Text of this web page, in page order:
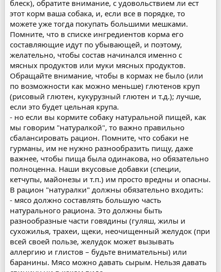
блеск), обратите внимание, с удовольствием ли ест
этот корм ваша собака, и, если все в порядке, то
можете уже тогда покупать большими мешками.
Помните, что в списке ингредиентов корма его
составляющие идут по убывающей, и поэтому,
желательно, чтобы состав начинался именно с
мясных продуктов или муки мясных продуктов.
Обращайте внимание, чтобы в кормах не было (или
по возможности как можно меньше) глютенов круп
(рисовый глютен, кукурузный глютен и т.д.); лучше,
если это будет цельная крупа.
- но если вы кормите собаку натуральной пищей, как
мы говорим "натуралкой", то важно правильно
сбалансировать рацион. Помните, что собаки не
гурманы, им не нужно разнообразить пищу, даже
важнее, чтобы пища была одинакова, но обязательно
полноценна. Наши вкусовые добавки (специи,
кетчупы, майонезы и т.п.) им просто вредны и опасны.
В рацион "натуралки" должны обязательно входить:
- мясо должно составлять большую часть
натурального рациона. Это должны быть
разнообразные части говядины (гуляш, жилы и
сухожилья, трахеи, щеки, неочищенный желудок (при
всей своей пользе, желудок может вызывать
аллергию и глистов – будьте внимательны) или
баранины. Мясо можно давать сырым. Нельзя давать